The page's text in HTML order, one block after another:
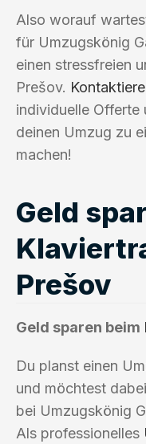
Also worauf
für Umzugskönig
einen stressfreien
Prešov.
individuelle Offerte
deinen Umzug zu
machen!
Geld
Prešov
Geld sparen beim
Du planst einen
und möchtest
bei Umzugskönig
Als professionelles